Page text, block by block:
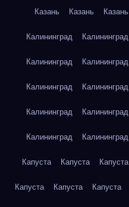
Казань Казань Казань
Калининград Калининград
Калининград Калининград
Калининград Калининград
Калининград Калининград
Калининград Калининград
Капуста Капуста Капуста
Капуста Капуста Капуста